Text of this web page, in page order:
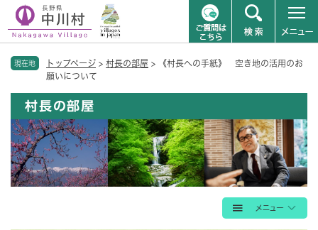
現在地 トップページ > 村長の部屋 >
《村長への手紙》 空き地の活用のお
願いについて
村長の部屋